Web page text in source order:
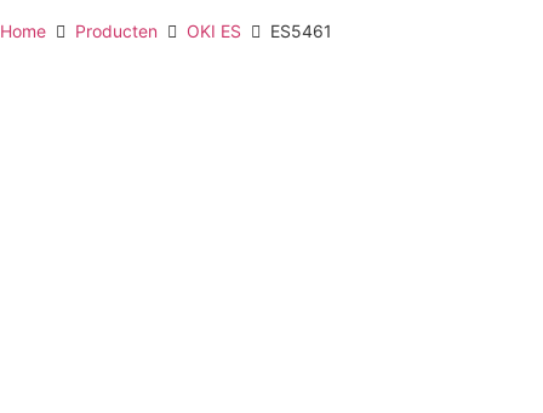
Home Producten OKI ES ES5461